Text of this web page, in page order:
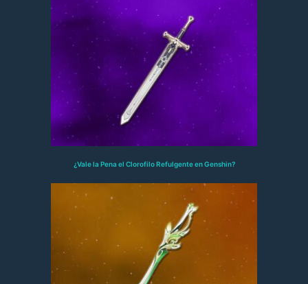
¿Vale la Pena el Clorofilo Refulgente en Genshin?